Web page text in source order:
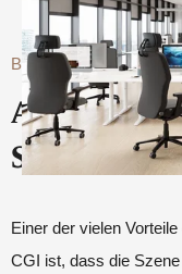
Bewegung hinzufügen
Sesseln als
Einer der vielen
CGI ist, dass die